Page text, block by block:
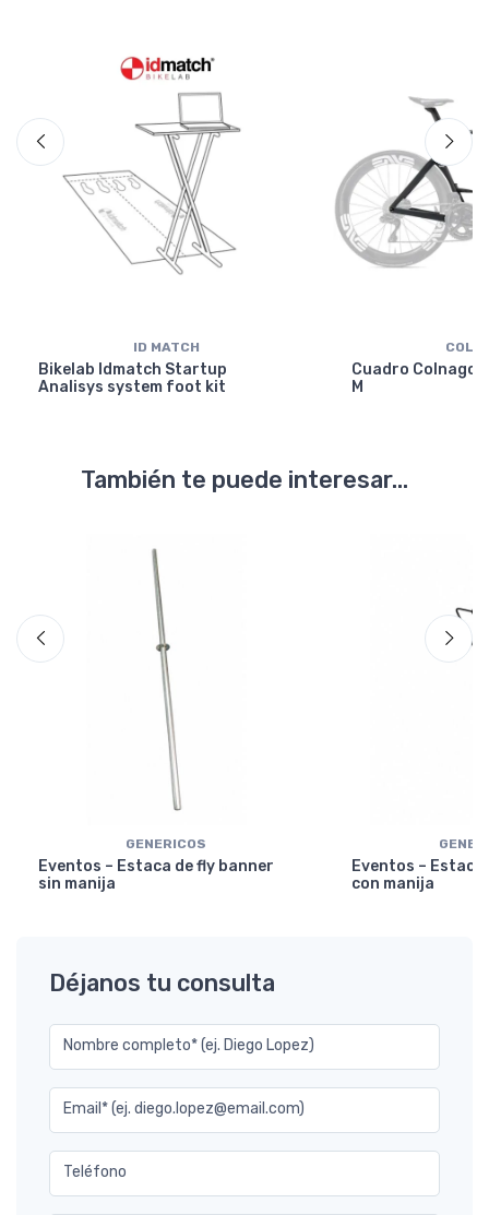
ID MATCH
Bikelab Idmatch Startup
Analisys system foot kit
Cuadro Colnago
M
También te puede interesar...
GENERICOS
Eventos – Estaca de fly banner
sin manija
Eventos –
con manija
Déjanos tu consulta
Nombre completo* (ej. Diego Lopez)
Email* (ej. diego.lopez@email.com)
Teléfono